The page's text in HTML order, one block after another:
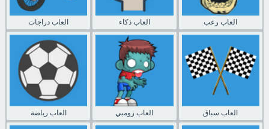
العاب دراجات العاب ذكاء العاب رعب
العاب رياضة العاب زومبي العاب سباق